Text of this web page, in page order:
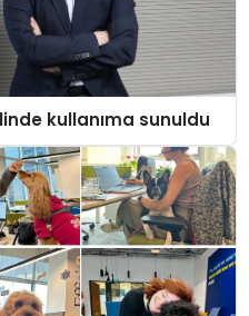
kullanıma sunuldu